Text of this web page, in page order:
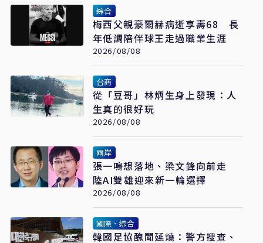
綜合
梅西父親豪爾赫病逝享壽68 長
年低調陪伴球王走過職業生涯
2026/08/08
台商
從「豆哥」林炳生身上發現：人
生真的很好玩
2026/08/08
兩岸
張一鳴想落地、梁文鋒向前走
陸AI雙雄迎來新一輪選擇
2026/08/08
國際、綜合
韓國足協醜聞延燒：警方搜查、